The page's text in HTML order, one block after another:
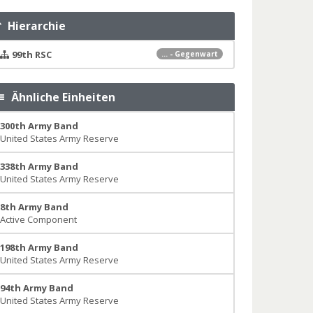
Hierarchie
... - Gegenwart
99th RSC
Ähnliche Einheiten
300th Army Band
United States Army Reserve
338th Army Band
United States Army Reserve
8th Army Band
Active Component
198th Army Band
United States Army Reserve
94th Army Band
United States Army Reserve